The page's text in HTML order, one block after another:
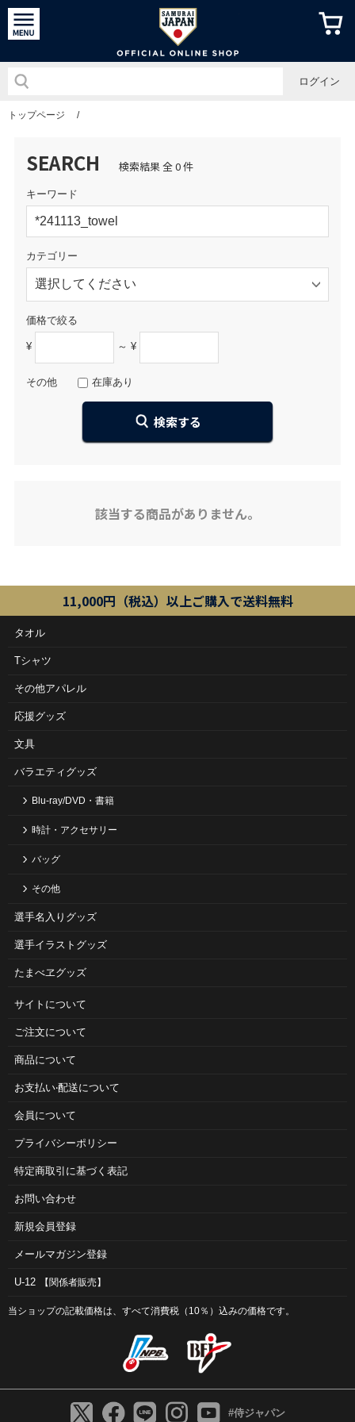
侍ジャパ
ログイン
トップページ /
SEARCH 検索結果 全 0 件
キーワード
カテゴリー
価格で絞る
¥ ～ ¥
その他 在庫あり
該当する商品がありません。
11,000円（税込）以上ご購入で送料無料
タオル
Tシャツ
その他アパレル
応援グッズ
文具
バラエティグッズ
Blu-ray/DVD・書籍
時計・アクセサリー
バッグ
その他
選手名入りグッズ
選手イラストグッズ
たまべヱグッズ
サイトについて
ご注⽂について
商品について
お⽀払い‧配送について
会員について
プライバシーポリシー
特定商取引に基づく表記
お問い合わせ
新規会員登録
メールマガジン登録
U-12 【関係者販売】
当ショップの記載価格は、すべて消費税（10％）込みの価格です。
#侍ジャパン